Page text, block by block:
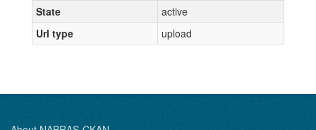
State
active
Url type
upload